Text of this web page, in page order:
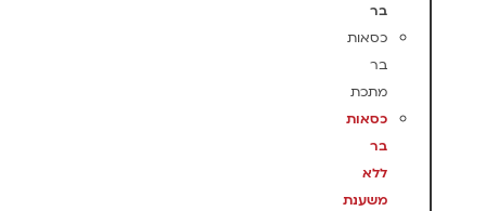
בר
כסאות
בר
מתכת
כסאות
בר
ללא
משענת